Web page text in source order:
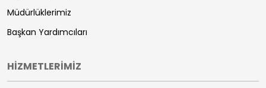
Müdürlüklerimiz
Başkan Yardımcıları
HİZMETLERİMİZ